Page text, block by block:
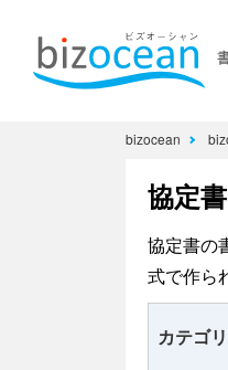
bizocean
協定書
協定書の
式で作ら
カテゴ